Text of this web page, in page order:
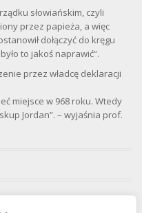
słowiańskim, czyli
przez papieża, a więc
dołączyć do kręgu
to jakoś naprawić”.
przez władcę deklaracji
miejsce w 968 roku. Wtedy
Jordan”. – wyjaśnia prof.